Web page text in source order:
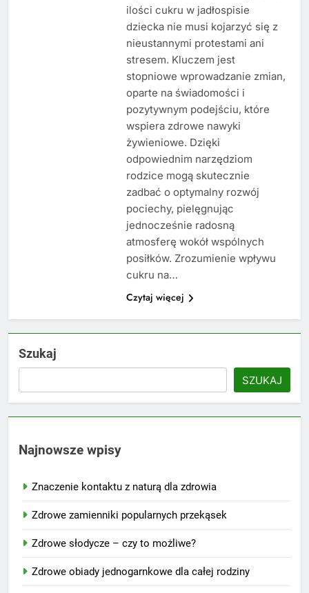
ilości cukru w jadłospisie
dziecka nie musi kojarzyć się z
nieustannymi protestami ani
stresem. Kluczem jest
stopniowe wprowadzanie zmian,
oparte na świadomości i
pozytywnym podejściu, które
wspiera zdrowe nawyki
żywieniowe. Dzięki
odpowiednim narzędziom
rodzice mogą skutecznie
zadbać o optymalny rozwój
pociechy, pielęgnując
jednocześnie radosną
atmosferę wokół wspólnych
posiłków. Zrozumienie wpływu
cukru na…
Czytaj więcej
Szukaj
SZUKAJ
Najnowsze wpisy
Znaczenie kontaktu z naturą dla zdrowia
Zdrowe zamienniki popularnych przekąsek
Zdrowe słodycze – czy to możliwe?
Zdrowe obiady jednogarnkowe dla całej rodziny